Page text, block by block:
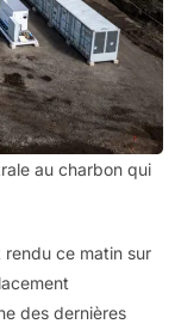
au charbon qui
rendu ce matin sur
des dernières